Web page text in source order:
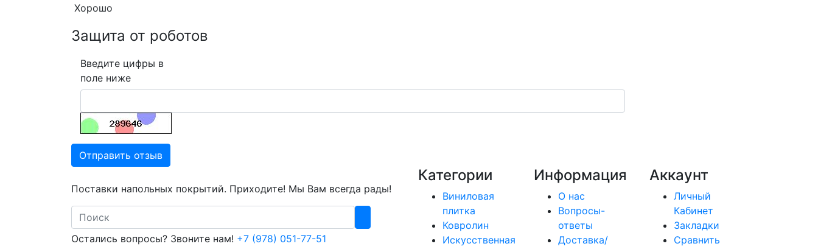
Хорошо
Защита от роботов
Введите цифры в
поле ниже
Отправить отзыв
Поставки напольных покрытий. Приходите! Мы Вам всегда рады!
Search
Остались вопросы? Звоните нам! +7 (978) 051-77-51
Категории
Виниловая
плитка
Ковролин
Искусственная
Информация
О нас
Вопросы-
ответы
Доставка/
Аккаунт
Личный
Кабинет
Закладки
Сравнить